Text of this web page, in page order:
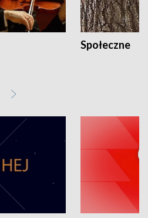
Społeczne